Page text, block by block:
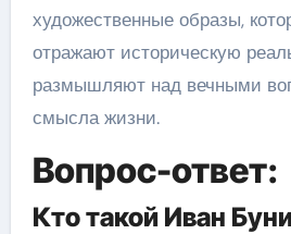
художественные образы,
отражают историческую
размышляют над вечными
смысла жизни.
Вопрос-ответ:
Кто такой Иван